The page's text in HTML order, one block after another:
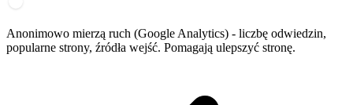
Anonimowo mierzą ruch (Google Analytics) - liczbę odwiedzin,
popularne strony, źródła wejść. Pomagają ulepszyć stronę.